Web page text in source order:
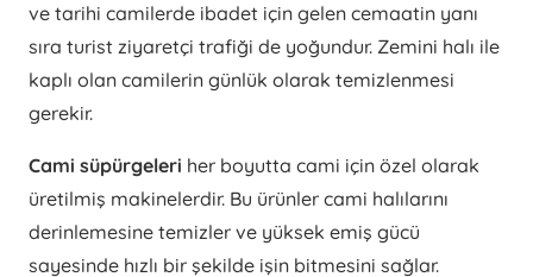
ve tarihi camilerde ibadet için gelen cemaatin yanı
sıra turist ziyaretçi trafiği de yoğundur. Zemini halı ile
kaplı olan camilerin günlük olarak temizlenmesi
gerekir.
Cami süpürgeleri her boyutta cami için özel olarak
üretilmiş makinelerdir. Bu ürünler cami halılarını
derinlemesine temizler ve yüksek emiş gücü
sayesinde hızlı bir şekilde işin bitmesini sağlar.